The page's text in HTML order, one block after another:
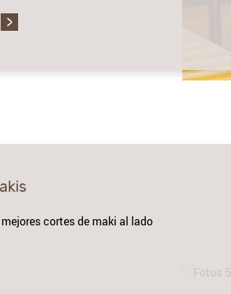
cortes de maki al lado